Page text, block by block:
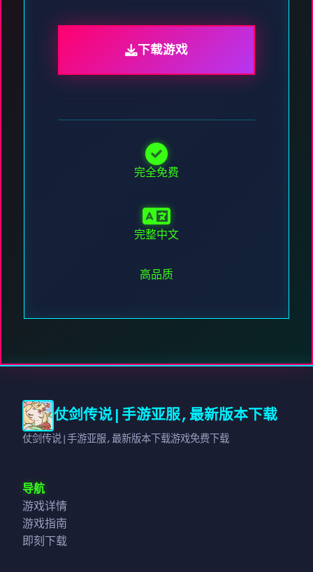
下载游戏
完全免费
完整中文
高品质
仗剑传说|手游亚服,最新版本下载
仗剑传说|手游亚服,最新版本下载游戏免费下载
导航
游戏详情
游戏指南
即刻下载